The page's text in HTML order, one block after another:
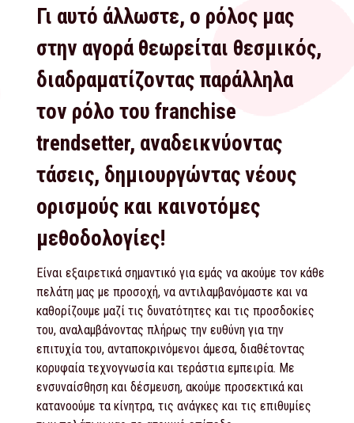
Γι αυτό άλλωστε, ο ρόλος μας
στην αγορά θεωρείται θεσμικός,
διαδραματίζοντας παράλληλα
τον ρόλο του franchise
trendsetter, αναδεικνύοντας
τάσεις, δημιουργώντας νέους
ορισμούς και καινοτόμες
μεθοδολογίες!
Είναι εξαιρετικά σημαντικό για εμάς να ακούμε τον κάθε
πελάτη μας με προσοχή, να αντιλαμβανόμαστε και να
καθορίζουμε μαζί τις δυνατότητες και τις προσδοκίες
του, αναλαμβάνοντας πλήρως την ευθύνη για την
επιτυχία του, ανταποκρινόμενοι άμεσα, διαθέτοντας
κορυφαία τεχνογνωσία και τεράστια εμπειρία. Με
ενσυναίσθηση και δέσμευση, ακούμε προσεκτικά και
κατανοούμε τα κίνητρα, τις ανάγκες και τις επιθυμίες